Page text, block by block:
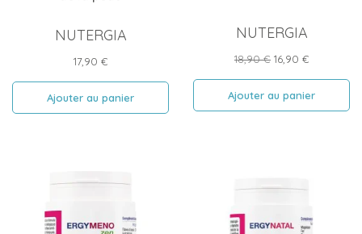
NUTERGIA
Prix
17,90 €
Ajouter au panier
NUTERGIA
Prix
18,90 € Prix
16,90 €
Ajouter au panier